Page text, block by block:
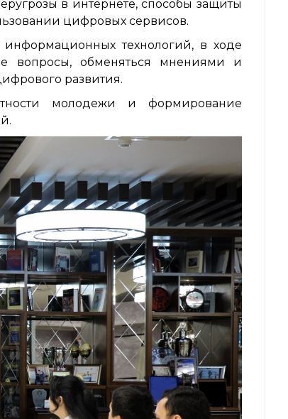
в интернете, способы защиты
цифровых сервисов.
технологий, в ходе
вопросы, обменяться мнениями и
развития.
молодежи и формирование